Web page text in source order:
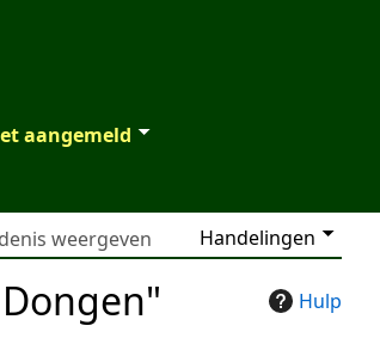
aangemeld
Handelingen
weergeven
Hulp